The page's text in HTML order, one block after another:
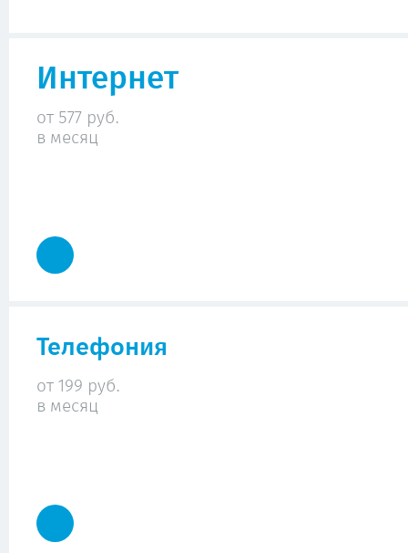
Интернет
от 577 руб.
в месяц
Телефония
от 199 руб.
в месяц